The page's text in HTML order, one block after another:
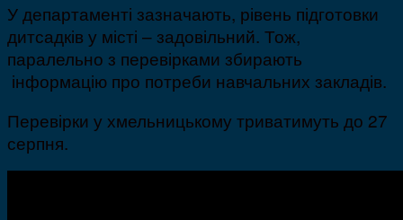
У департаменті зазначають, рівень підготовки
дитсадків у місті – задовільний. Тож,
паралельно з перевірками збирають
інформацію про потреби навчальних закладів.
Перевірки у хмельницькому триватимуть до 27
серпня.